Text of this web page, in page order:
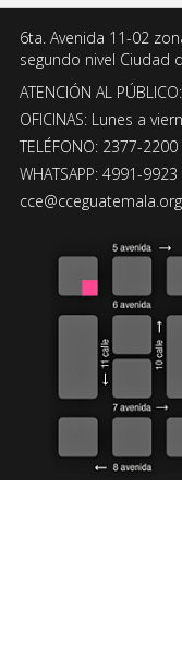
6ta. Avenida 11-02
segundo nivel Ciudad
ATENCIÓN AL
OFICINAS: Lunes a
TELÉFONO: 2377-2200
WHATSAPP: 4991-9923
cce@cceguatemala.org